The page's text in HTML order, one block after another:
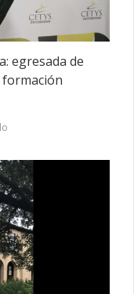
egresada de
formación